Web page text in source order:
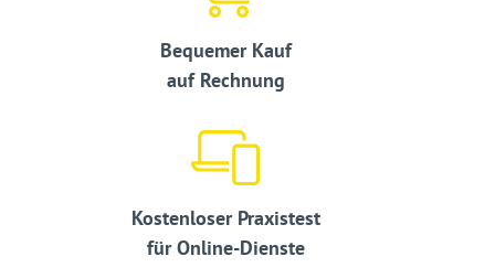
Bequemer Kauf
auf Rechnung
Kostenloser Praxistest
für Online-Dienste